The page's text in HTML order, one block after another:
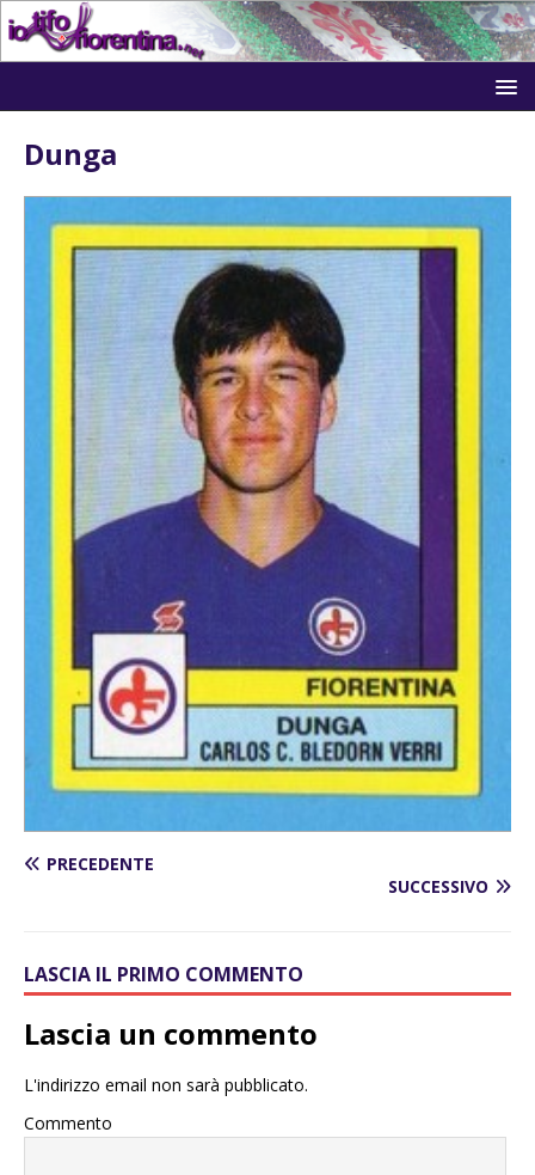
Dunga
PRECEDENTE
SUCCESSIVO
LASCIA IL PRIMO COMMENTO
Lascia un commento
L'indirizzo email non sarà pubblicato.
Commento